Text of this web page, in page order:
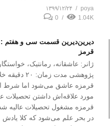
poya
۱۳۹۹/۱۲/۲۴
1.04K
0
دیرین‌دیرین قسمت سی و
قرمز
ژانر: عاشقانه، رمانتیک،
پژوهشی مدت
قرمزه عاشق می‌شود اما شرط
مورد علاقه‌اش داشتن تحصیلات
قرمزه مشغول تحصیلات عالیه
در بحر علم می‌شود که کلا